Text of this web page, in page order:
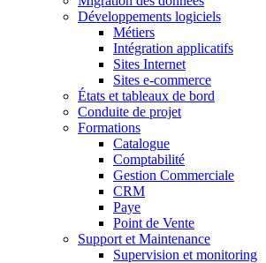
Développements logiciels
Métiers
Intégration applicatifs
Sites Internet
Sites e-commerce
États et tableaux de bord
Conduite de projet
Formations
Catalogue
Comptabilité
Gestion Commerciale
CRM
Paye
Point de Vente
Support et Maintenance
Supervision et monitoring